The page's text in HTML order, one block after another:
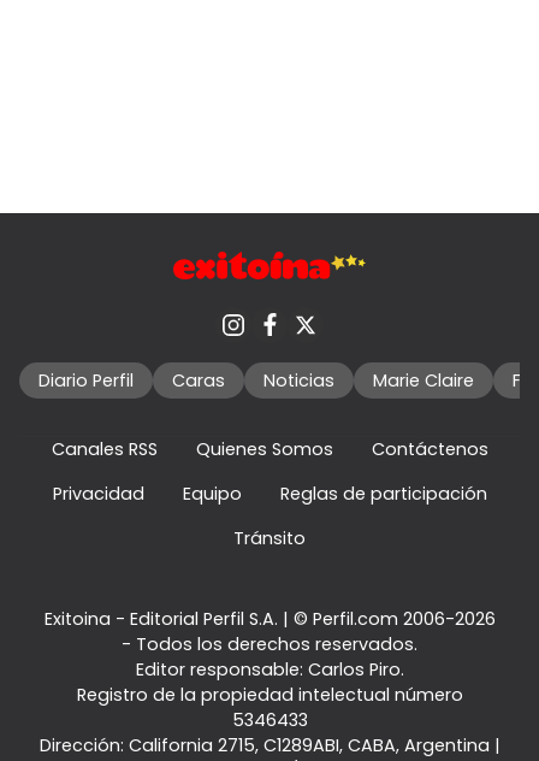
Diario Perfil Caras Noticias Marie Claire
Canales RSS Quienes Somos
Contáctenos
Privacidad
Equipo
Reglas de participación
Tránsito
Exitoina - Editorial Perfil S.A. | © Perfil.com 2006-2026
- Todos los derechos reservados.
Editor responsable: Carlos Piro.
Registro de la propiedad intelectual número
5346433
Dirección: California 2715, C1289ABI, CABA, Argentina |